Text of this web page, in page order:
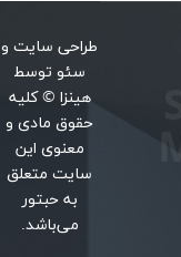
طراحی سایتو
توسط
هینزا© کلیه
حقوق مادی و
معنوی این
سایت متعلق
به حبتور
می‌باشد.